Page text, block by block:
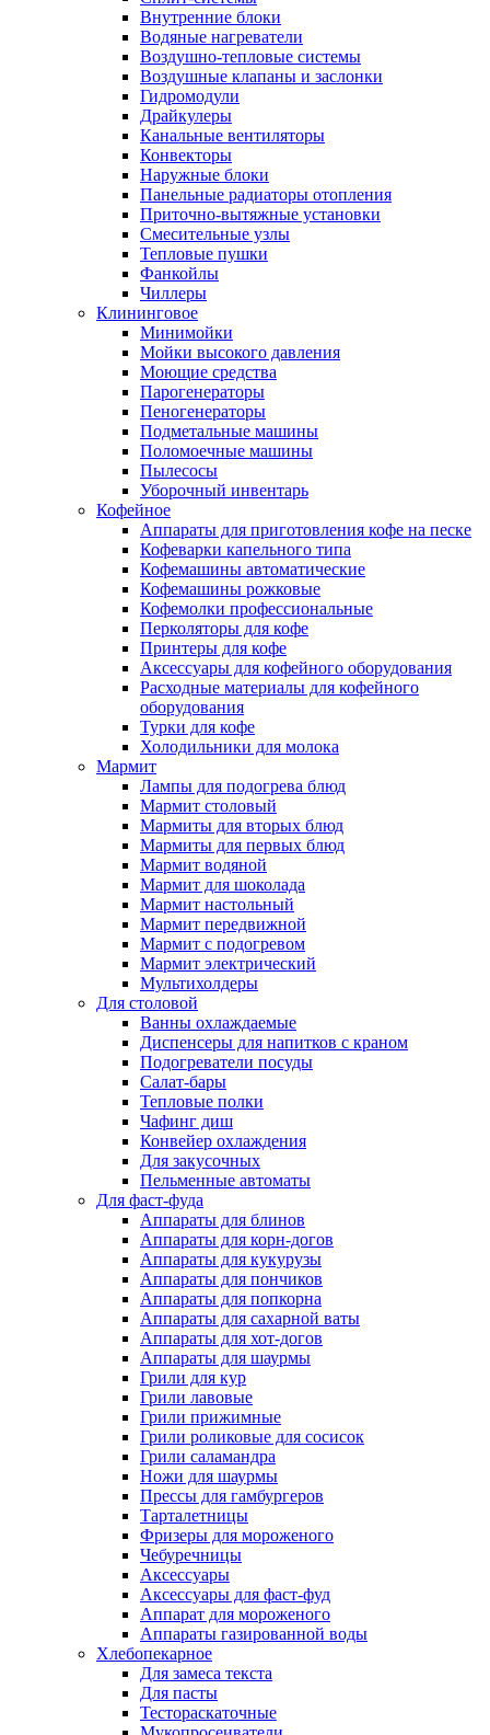
Внутренние блоки
Водяные нагреватели
Воздушно-тепловые системы
Воздушные клапаны и заслонки
Гидромодули
Драйкулеры
Канальные вентиляторы
Конвекторы
Наружные блоки
Панельные радиаторы отопления
Приточно-вытяжные установки
Смесительные узлы
Тепловые пушки
Фанкойлы
Чиллеры
Клининговое
Минимойки
Мойки высокого давления
Моющие средства
Парогенераторы
Пеногенераторы
Подметальные машины
Поломоечные машины
Пылесосы
Уборочный инвентарь
Кофейное
Аппараты для приготовления кофе на песке
Кофеварки капельного типа
Кофемашины автоматические
Кофемашины рожковые
Кофемолки профессиональные
Перколяторы для кофе
Принтеры для кофе
Аксессуары для кофейного оборудования
Расходные материалы для кофейного
оборудования
Турки для кофе
Холодильники для молока
Мармит
Лампы для подогрева блюд
Мармит столовый
Мармиты для вторых блюд
Мармиты для первых блюд
Мармит водяной
Мармит для шоколада
Мармит настольный
Мармит передвижной
Мармит с подогревом
Мармит электрический
Мультихолдеры
Для столовой
Ванны охлаждаемые
Диспенсеры для напитков с краном
Подогреватели посуды
Салат-бары
Тепловые полки
Чафинг диш
Конвейер охлаждения
Для закусочных
Пельменные автоматы
Для фаст-фуда
Аппараты для блинов
Аппараты для корн-догов
Аппараты для кукурузы
Аппараты для пончиков
Аппараты для попкорна
Аппараты для сахарной ваты
Аппараты для хот-догов
Аппараты для шаурмы
Грили для кур
Грили лавовые
Грили прижимные
Грили роликовые для сосисок
Грили саламандра
Ножи для шаурмы
Прессы для гамбургеров
Тарталетницы
Фризеры для мороженого
Чебуречницы
Аксессуары
Аксессуары для фаст-фуд
Аппарат для мороженого
Аппараты газированной воды
Хлебопекарное
Для замеса текста
Для пасты
Тестораскаточные